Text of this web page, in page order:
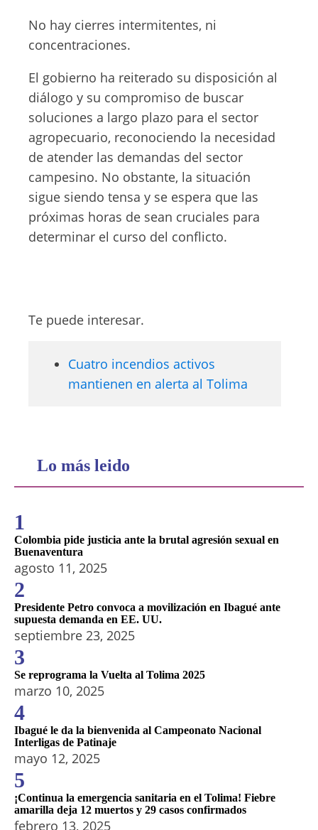
No hay cierres intermitentes, ni
concentraciones.
El gobierno ha reiterado su disposición al
diálogo y su compromiso de buscar
soluciones a largo plazo para el sector
agropecuario, reconociendo la necesidad
de atender las demandas del sector
campesino. No obstante, la situación
sigue siendo tensa y se espera que las
próximas horas de sean cruciales para
determinar el curso del conflicto.
Te puede interesar.
Cuatro incendios activos
mantienen en alerta al Tolima
Lo más leido
1
Colombia pide justicia ante la brutal agresión sexual en
Buenaventura
agosto 11, 2025
2
Presidente Petro convoca a movilización en Ibagué ante
supuesta demanda en EE. UU.
septiembre 23, 2025
3
Se reprograma la Vuelta al Tolima 2025
marzo 10, 2025
4
Ibagué le da la bienvenida al Campeonato Nacional
Interligas de Patinaje
mayo 12, 2025
5
¡Continua la emergencia sanitaria en el Tolima! Fiebre
amarilla deja 12 muertos y 29 casos confirmados
febrero 13, 2025